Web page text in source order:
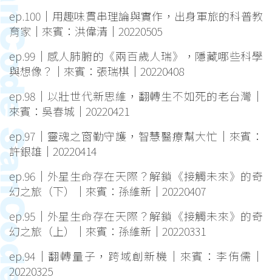
ep.100｜用趣味貫串理論與實作，出身軍旅的科普教
育家｜來賓：洪偉清｜20220505
ep.99｜感人肺腑的《兩百歲人瑞》，隱藏哪些科學
與想像？｜來賓：張瑞棋｜20220408
ep.98｜以壯世代新思維，翻轉生不如死的老台灣｜
來賓：吳春城｜20220421
ep.97｜靈魂之窗勤守護，智慧醫療幫大忙｜來賓：
許銀雄｜20220414
ep.96｜外星生命存在天際？解鎖《接觸未來》的奇
幻之旅（下）｜來賓：孫維新｜20220407
ep.95｜外星生命存在天際？解鎖《接觸未來》的奇
幻之旅（上）｜來賓：孫維新｜20220331
ep.94｜翻轉量子，跨域創新機｜來賓：李侑儒｜
20220325